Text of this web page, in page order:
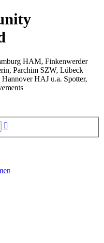
HAM, Finkenwerder
Parchim SZW, Lübeck
HAJ u.a. Spotter,